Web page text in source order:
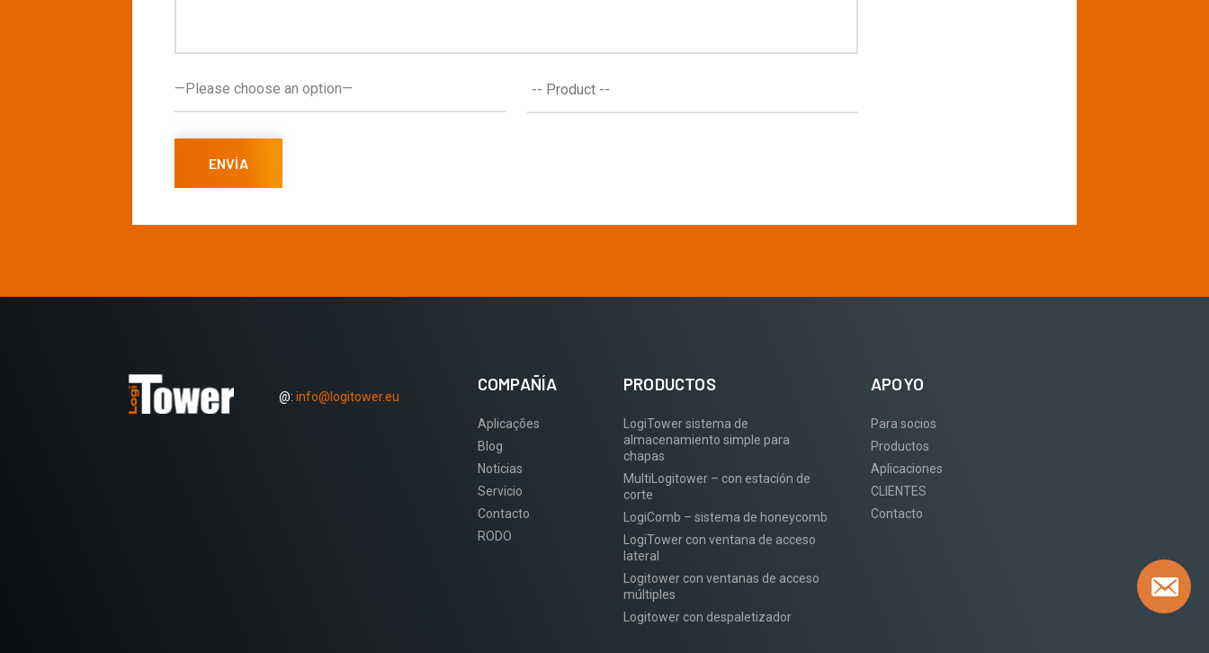
@: info@logitower.eu
COMPAÑÍA
Aplicações
Blog
Noticias
Servicio
Contacto
RODO
PRODUCTOS
LogiTower sistema de
almacenamiento simple para
chapas
MultiLogitower – con estación de
corte
LogiComb – sistema de honeycomb
LogiTower con ventana de acceso
lateral
Logitower con ventanas de acceso
múltiples
Logitower con despaletizador
APOYO
Para socios
Productos
Aplicaciones
CLIENTES
Contacto